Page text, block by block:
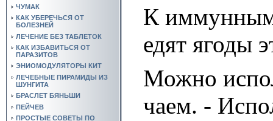
ЧУМАК
КАК УБЕРЕЧЬСЯ ОТ
БОЛЕЗНЕЙ
ЛЕЧЕНИЕ БЕЗ ТАБЛЕТОК
КАК ИЗБАВИТЬСЯ ОТ
ПАРАЗИТОВ
ЭНИОМОДУЛЯТОРЫ КИТ
ЛЕЧЕБНЫЕ ПИРАМИДЫ ИЗ
ШУНГИТА
БРАСЛЕТ БЯНЬШИ
ПЕЙЧЕВ
ПРОСТЫЕ СОВЕТЫ ПО
К иммунным
едят ягоды
Можно
чаем. -